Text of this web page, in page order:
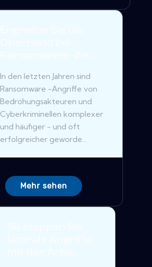
In den letzten Jahren sind
Ransomware -Angriffe von
Bedrohungsakteuren und
Cyberkriminellen komplexer
und häufiger - und oft
erfolgreicher geworde...
Mehr sehen